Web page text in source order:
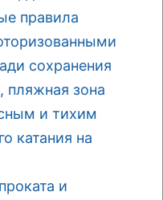
правила
сохранения
пляжная зона
и тихим
катания на
и